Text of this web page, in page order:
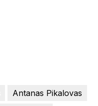
Antanas Pikalovas